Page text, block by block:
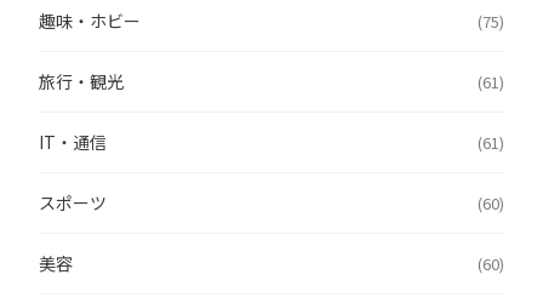
趣味・ホビー (75)
旅行・観光 (61)
IT・通信 (61)
スポーツ (60)
美容 (60)